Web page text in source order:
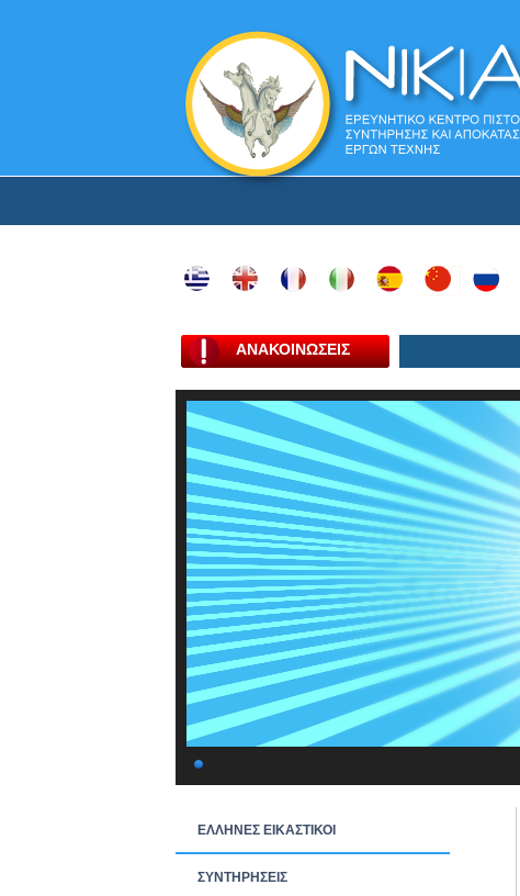
ΑΝΑΚΟΙΝΩΣΕΙΣ
ΕΛΛΗΝΕΣ ΕΙΚΑΣΤΙΚΟΙ
ΣΥΝΤΗΡΗΣΕΙΣ